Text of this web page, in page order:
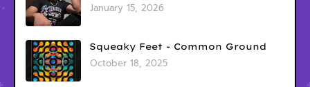
January 15, 2026
Squeaky Feet - Common Ground
October 18, 2025